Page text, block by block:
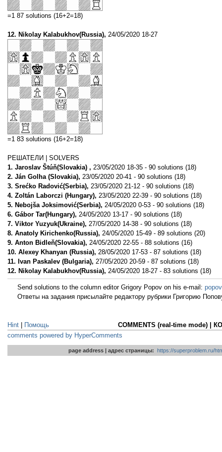
=1 87 solutions (16+2=18)
12. Nikolay Kalabukhov(Russia), 24/05/2020 18-27
=1 83 solutions (16+2=18)
РЕШАТЕЛИ | SOLVERS
1. Jaroslav Štúň(Slovakia) , 23/05/2020 18-35 - 90 solutions (18)
2. Ján Golha (Slovakia), 23/05/2020 20-41 - 90 solutions (18)
3. Srećko Radović(Serbia), 23/05/2020 21-12 - 90 solutions (18)
4. Zoltán Laborczi (Hungary), 23/05/2020 22-39 - 90 solutions (18)
5. Nebojša Joksimović(Serbia), 24/05/2020 0-53 - 90 solutions (18)
6. Gábor Tar(Hungary), 24/05/2020 13-17 - 90 solutions (18)
7. Viktor Yuzyuk(Ukraine), 27/05/2020 14-38 - 90 solutions (18)
8. Anatoly Kirichenko(Russia), 24/05/2020 15-49 - 89 solutions (20)
9. Anton Bidleň(Slovakia), 24/05/2020 22-55 - 88 solutions (16)
10. Alexey Khanyan (Russia), 28/05/2020 17-53 - 87 solutions (18)
11. Ivan Paskalev (Bulgaria), 27/05/2020 20-59 - 87 solutions (18)
12. Nikolay Kalabukhov(Russia), 24/05/2020 18-27 - 83 solutions (18)
Send solutions to the column editor Grigory Popov on his e-mail:
Ответы на задания присылайте редактору рубрики Григорию
COMMENTS (real-time mode) |
Hint
Помощь
comments powered by HyperComments
page address | адрес страницы: https://superproblem.ru/